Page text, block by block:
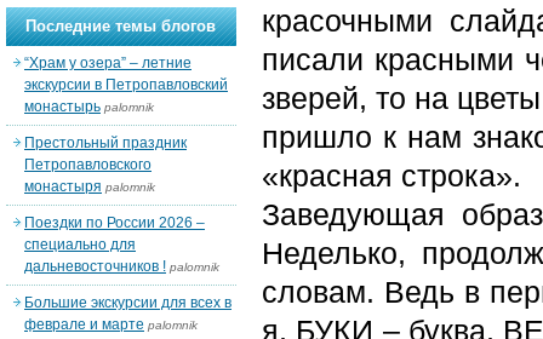
красочными
писали красными
зверей, то на
пришло к нам
«красная строка».
Заведующая
Неделько,
словам. Ведь в
я, БУКИ – буква,
Последние темы блогов
“Храм у озера” – летние
экскурсии в Петропавловский
монастырь palomnik
Престольный праздник
Петропавловского
монастыря palomnik
Поездки по России 2026 –
специально для
дальневосточников ! palomnik
Большие экскурсии для всех в
феврале и марте palomnik